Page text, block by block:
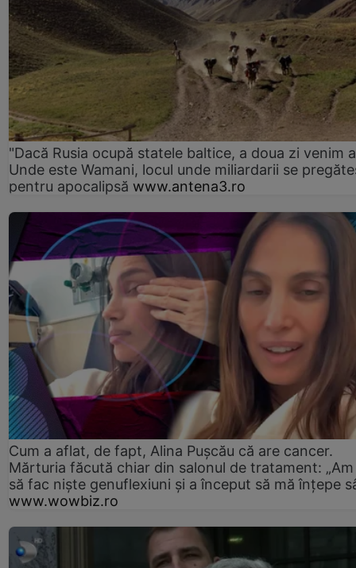
"Dacă Rusia ocupă statele baltice, a doua zi venim
Unde este Wamani, locul unde miliardarii se
pentru apocalipsă www.antena3.ro
Cum a aflat, de fapt, Alina Pușcău că are cancer.
Mărturia făcută chiar din salonul de tratament:
să fac niște genuflexiuni și a început să mă înțepe
www.wowbiz.ro